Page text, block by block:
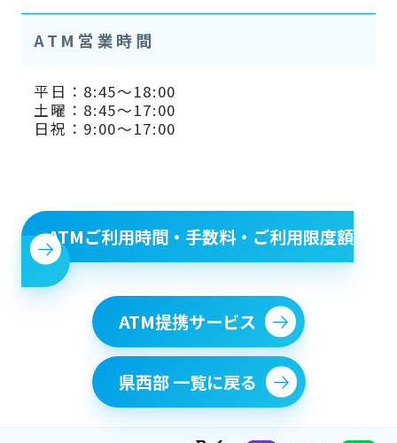
ATM営業時間
平日：8:45～18:00
土曜：8:45～17:00
日祝：9:00～17:00
ATMご利用時間・手数料・ご利用限度額
ATM提携サービス
県西部 一覧に戻る